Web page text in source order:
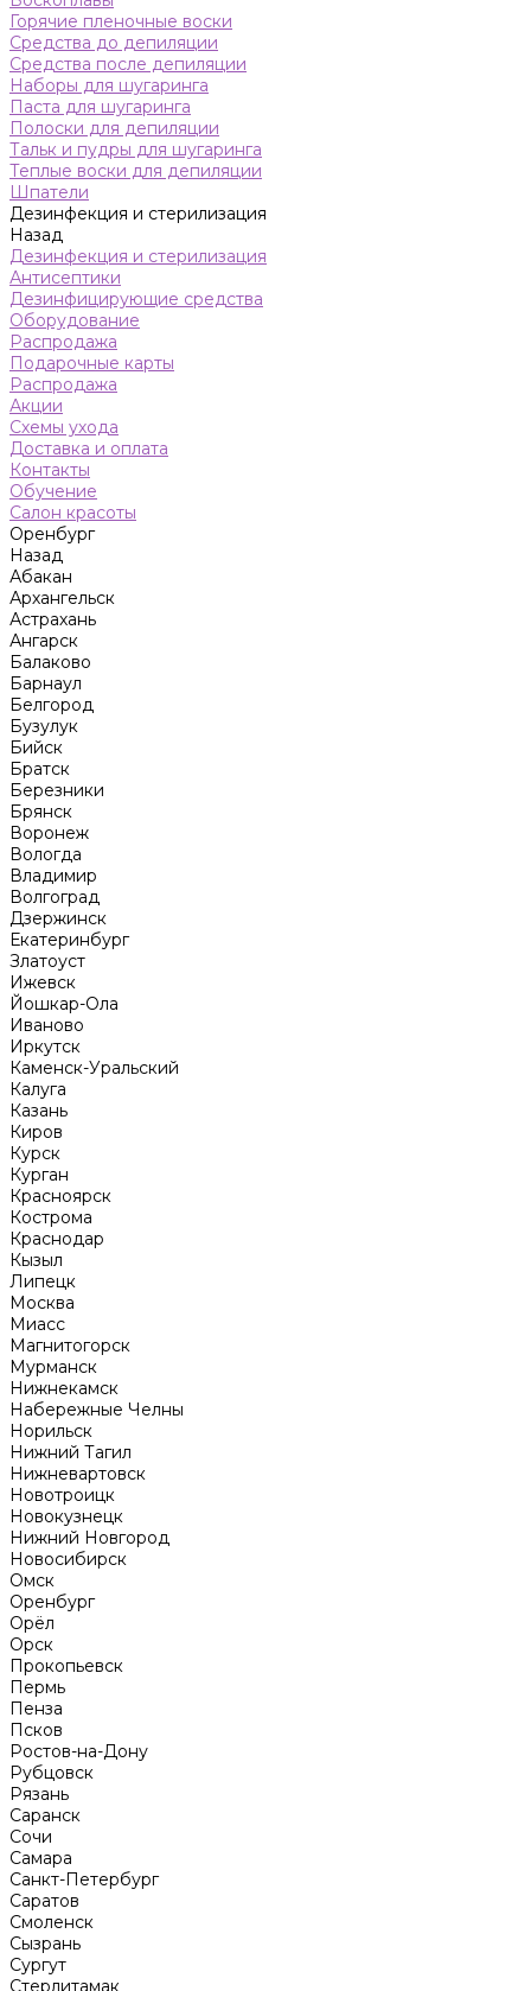
Горячие пленочные воски
Средства до депиляции
Средства после депиляции
Наборы для шугаринга
Паста для шугаринга
Полоски для депиляции
Тальк и пудры для шугаринга
Теплые воски для депиляции
Шпатели
Дезинфекция и стерилизация
Назад
Дезинфекция и стерилизация
Антисептики
Дезинфицирующие средства
Оборудование
Распродажа
Подарочные карты
Распродажа
Акции
Схемы ухода
Доставка и оплата
Контакты
Обучение
Салон красоты
Оренбург
Назад
Абакан
Архангельск
Астрахань
Ангарск
Балаково
Барнаул
Белгород
Бузулук
Бийск
Братск
Березники
Брянск
Воронеж
Вологда
Владимир
Волгоград
Дзержинск
Екатеринбург
Златоуст
Ижевск
Йошкар-Ола
Иваново
Иркутск
Каменск-Уральский
Калуга
Казань
Киров
Курск
Курган
Красноярск
Кострома
Краснодар
Кызыл
Липецк
Москва
Миасс
Магнитогорск
Мурманск
Нижнекамск
Набережные Челны
Норильск
Нижний Тагил
Нижневартовск
Новотроицк
Новокузнецк
Нижний Новгород
Новосибирск
Омск
Оренбург
Орёл
Орск
Прокопьевск
Пермь
Пенза
Псков
Ростов-на-Дону
Рубцовск
Рязань
Саранск
Сочи
Самара
Санкт-Петербург
Саратов
Смоленск
Сызрань
Сургут
Стерлитамак